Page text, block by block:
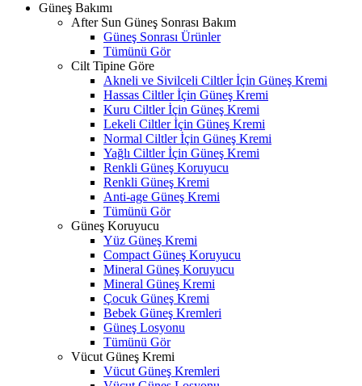
Güneş Bakımı
After Sun Güneş Sonrası Bakım
Güneş Sonrası Ürünler
Tümünü Gör
Cilt Tipine Göre
Akneli ve Sivilceli Ciltler İçin Güneş Kremi
Hassas Ciltler İçin Güneş Kremi
Kuru Ciltler İçin Güneş Kremi
Lekeli Ciltler İçin Güneş Kremi
Normal Ciltler İçin Güneş Kremi
Yağlı Ciltler İçin Güneş Kremi
Renkli Güneş Koruyucu
Renkli Güneş Kremi
Anti-age Güneş Kremi
Tümünü Gör
Güneş Koruyucu
Yüz Güneş Kremi
Compact Güneş Koruyucu
Mineral Güneş Koruyucu
Mineral Güneş Kremi
Çocuk Güneş Kremi
Bebek Güneş Kremleri
Güneş Losyonu
Tümünü Gör
Vücut Güneş Kremi
Vücut Güneş Kremleri